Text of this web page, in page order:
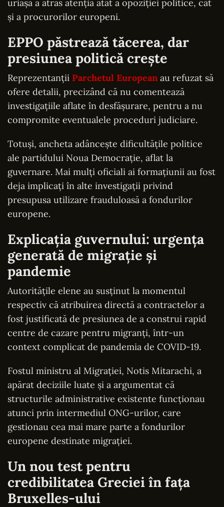
uriașă a atras atenția atât a opoziției politice, cât
și a procurorilor europeni.
EPPO păstrează tăcerea, dar
presiunea politică crește
Reprezentanții Parchetul European au refuzat să
ofere detalii, precizând că nu comentează
investigațiile aflate în desfășurare, pentru a nu
compromite eventualele proceduri judiciare.
Totuși, ancheta adâncește dificultățile politice
ale partidului Noua Democrație, aflat la
guvernare. Mai mulți oficiali ai formațiunii au fost
deja implicați în alte investigații privind
presupusa utilizare frauduloasă a fondurilor
europene.
Explicația guvernului: urgența
generată de migrație și
pandemie
Autoritățile elene au susținut la momentul
respectiv că atribuirea directă a contractelor a
fost justificată de presiunea de a construi rapid
centre de cazare pentru migranți, într-un
context complicat de pandemia de COVID-19.
Fostul ministru al Migrației, Notis Mitarachi, a
apărat deciziile luate și a argumentat că
structurile administrative existente funcționau
atunci prin intermediul ONG-urilor, care
gestionau cea mai mare parte a fondurilor
europene destinate migrației.
Un nou test pentru
credibilitatea Greciei în fața
Bruxelles-ului